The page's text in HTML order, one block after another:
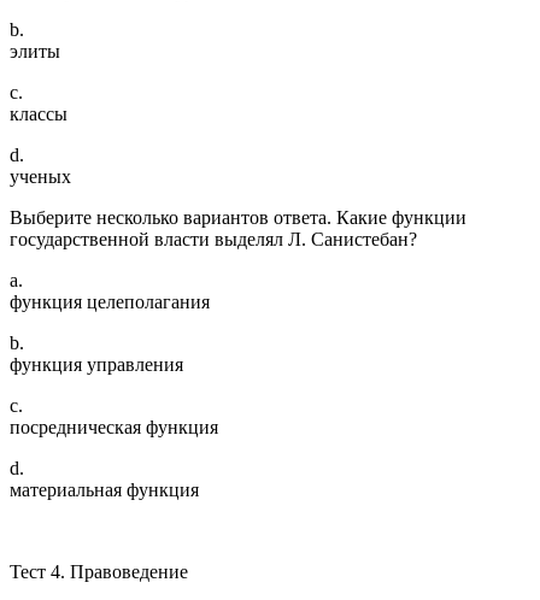
b.
элиты
c.
классы
d.
ученых
Выберите несколько вариантов ответа. Какие функции
государственной власти выделял Л. Санистебан?
a.
функция целеполагания
b.
функция управления
c.
посредническая функция
d.
материальная функция
Тест 4. Правоведение